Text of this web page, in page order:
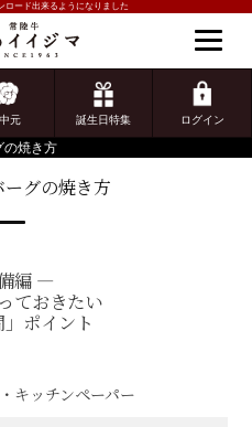
ロード出来るようになりました
元 誕生日特集 ログイン
んにちは
グイン
グの焼き方
の焼き方
編 ―
ておきたい
」ポイント
キッチンペーパー